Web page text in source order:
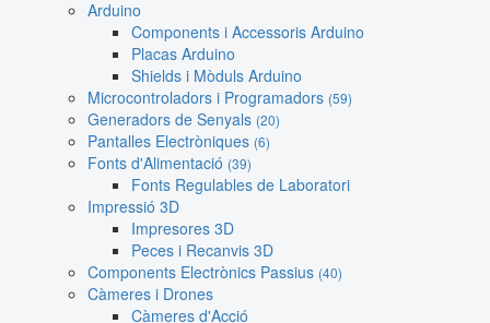
Arduino
Components i Accessoris Arduino
Placas Arduino
Shields i Mòduls Arduino
Microcontroladors i Programadors (59)
Generadors de Senyals (20)
Pantalles Electròniques (6)
Fonts d'Alimentació (39)
Fonts Regulables de Laboratori
Impressió 3D
Impresores 3D
Peces i Recanvis 3D
Components Electrònics Passius (40)
Càmeres i Drones
Càmeres d'Acció